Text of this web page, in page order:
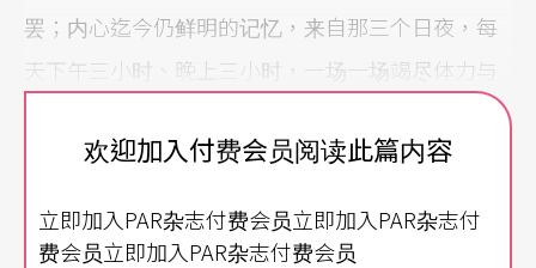
罢；内心迄今仍鲜明的记忆，来自那三个日夜，每
天下午三小时、晚上三小时，一场一场竭尽体力与
思绪的马拉松观戏经验。台上的演员吃力，台下的
观众也吃力。看戏总在最后一刻才赶到，有时是为
多高明），有时是为了交通或约会的问题。一顿饭
欢迎加入付费会员阅读此篇内容
立即加入PAR杂志付费会员立即加入PAR杂志付
费会员立即加入PAR杂志付费会员